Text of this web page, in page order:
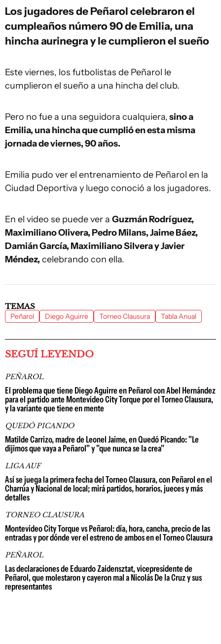
Los jugadores de Peñarol celebraron el
cumpleaños número 90 de Emilia, una
hincha aurinegra y le cumplieron el sueño
Este viernes, los futbolistas de Peñarol le
cumplieron el sueño a una hincha del club.
Pero no fue a una seguidora cualquiera,sino a
Emilia, una hincha que cumplió en esta misma
jornada de viernes, 90 años.
Emilia pudo ver el entrenamiento de Peñarol en la
Ciudad Deportiva y luego conoció a los jugadores.
En el video se puede ver a Guzmán Rodríguez,
Maximiliano Olivera, Pedro Milans, Jaime Báez,
Damián García, Maximiliano Silvera y Javier
Méndez, celebrando con ella.
TEMAS
Peñarol Diego Aguirre Torneo Clausura Tabla Anual
SEGUÍ LEYENDO
PEÑAROL
El problema que tiene Diego Aguirre en Peñarol con Abel Hernández
para el partido ante Montevideo City Torque por el Torneo Clausura,
y la variante que tiene en mente
QUEDÓ PICANDO
Matilde Carrizo, madre de Leonel Jaime, en Quedó Picando: "Le
dijimos que vaya a Peñarol" y "que nunca se la crea"
LIGA AUF
Así se juega la primera fecha del Torneo Clausura, con Peñarol en el
Charrúa y Nacional de local; mirá partidos, horarios, jueces y más
detalles
TORNEO CLAUSURA
Montevideo City Torque vs Peñarol: día, hora, cancha, precio de las
entradas y por dónde ver el estreno de ambos en el Torneo Clausura
PEÑAROL
Las declaraciones de Eduardo Zaidensztat, vicepresidente de
Peñarol, que molestaron y cayeron mal a Nicolás De la Cruz y sus
representantes